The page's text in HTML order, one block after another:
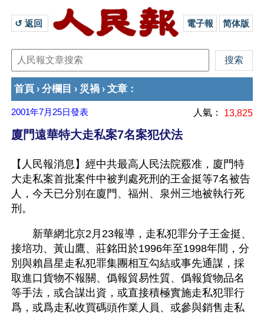
↺ 返回 電子報 简体版
首頁 › 分欄目 › 災禍 › 文章 ：
2001年7月25日發表 人氣： 13,825
廈門遠華特大走私案7名案犯伏法
【人民報消息】經中共最高人民法院覈准，廈門特
大走私案首批案件中被判處死刑的王金挺等7名被告
人，今天已分別在廈門、福州、泉州三地被執行死
刑。
新華網北京2月23報導，走私犯罪分子王金挺、
接培功、黃山鷹、莊銘田於1996年至1998年間，分
別與賴昌星走私犯罪集團相互勾結或事先通謀，採
取進口貨物不報關、僞報貿易性質、僞報貨物品名
等手法，或合謀出資，或直接積極實施走私犯罪行
爲，或爲走私收買碼頭作業人員、或參與銷售走私